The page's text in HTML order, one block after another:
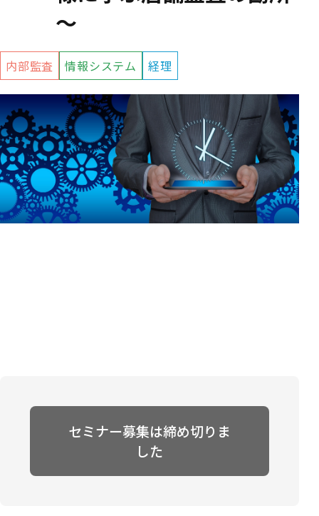
～
内部監査 情報システム 経理
セミナー募集は締め切りま
した